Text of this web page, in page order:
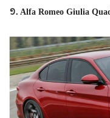
១. Alfa Romeo Giulia